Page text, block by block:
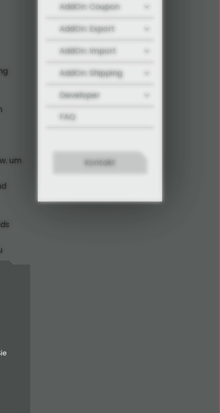
um
AddOn: Coupon
AddOn: Export
AddOn: Import
AddOn: Shipping
Developer
FAQ
Kontakt